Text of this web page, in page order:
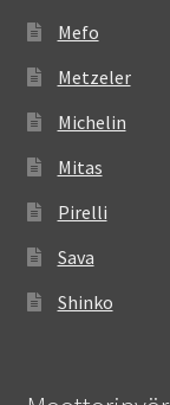
Mefo
Metzeler
Michelin
Mitas
Pirelli
Sava
Shinko